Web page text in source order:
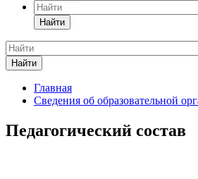
Найти
Найти
Главная
Сведения об образовательной
Педагогический состав